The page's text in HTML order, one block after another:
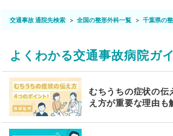
交通事故 通院先検索 全国の整形外科一覧 千葉県の
よくわかる交通事故病院ガ
むちうちの症状の伝
え方が重要な理由も